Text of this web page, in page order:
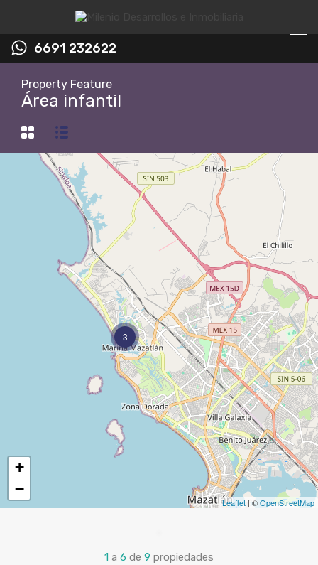
6691 232622
Property Feature
Área infantil
3
+
−
Leaflet | ©OpenStreetMap
1 a 6 de 9 propiedades